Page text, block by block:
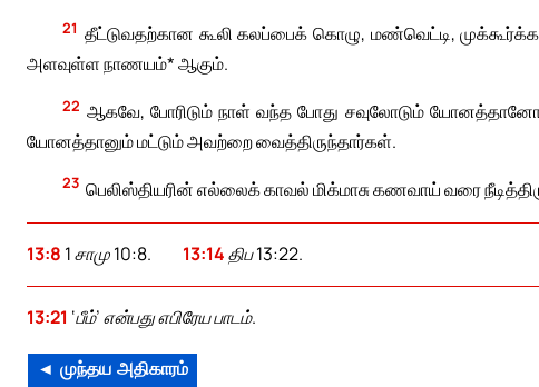
21 தீட்டுவதற்கான கூலி கலப்பைக் கொழு, மண்வெட்டி,
அளவுள்ள நாணயம்* ஆகும்.
22 ஆகவே, போரிடும் நாள் வந்த போது சவுலோடும்
யோனத்தானும் மட்டும் அவற்றை வைத்திருந்தார்கள்.
23 பெலிஸ்தியரின் எல்லைக் காவல் மிக்மாசு கணவாய் வரை
13:8 1 சாமு 10:8. 13:14திப 13:22.
13:21 ‘பீம்’ என்பது எபிரேய பாடம்.
◄ முந்தய அதிகாரம்